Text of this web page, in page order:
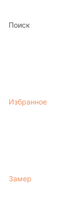
Поиск
Избранное
Замер